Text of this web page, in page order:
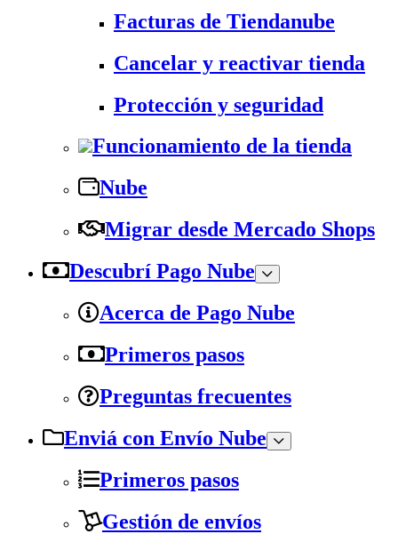
Facturas de Tiendanube
Cancelar y reactivar tienda
Protección y seguridad
Funcionamiento de la tienda
Nube
Migrar desde Mercado Shops
Descubrí Pago Nube
Acerca de Pago Nube
Primeros pasos
Preguntas frecuentes
Enviá con Envío Nube
Primeros pasos
Gestión de envíos